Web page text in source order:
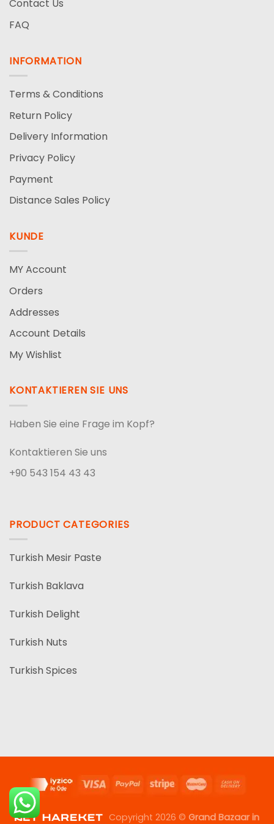
Contact Us
FAQ
INFORMATION
Terms & Conditions
Return Policy
Delivery Information
Privacy Policy
Payment
Distance Sales Policy
KUNDE
MY Account
Orders
Addresses
Account Details
My Wishlist
KONTAKTIEREN SIE UNS
Haben Sie eine Frage im Kopf?
Kontaktieren Sie uns
+90 543 154 43 43
PRODUCT CATEGORIES
Turkish Mesir Paste
Turkish Baklava
Turkish Delight
Turkish Nuts
Turkish Spices
Copyright 2026 © Grand Bazaar in